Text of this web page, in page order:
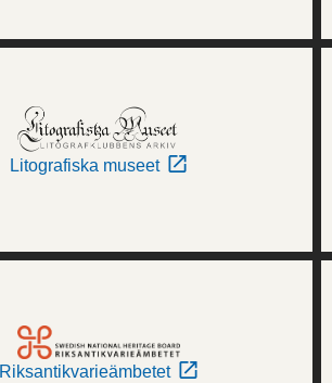
Litografiska museet
Riksantikvarieämbetet